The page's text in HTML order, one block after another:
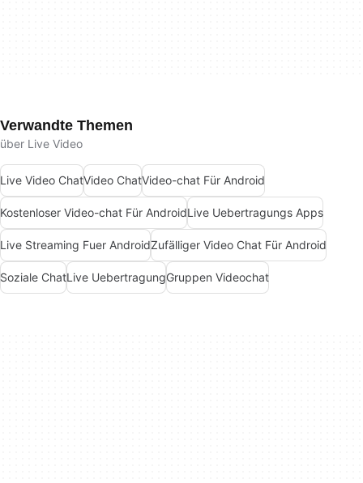
Verwandte Themen
über Live Video
Live Video ChatVideo ChatVideo-chat Für Android
Kostenloser Video-chat Für AndroidLive Uebertragungs Apps
Live Streaming Fuer AndroidZufälliger Video Chat Für Android
Soziale ChatLive UebertragungGruppen Videochat